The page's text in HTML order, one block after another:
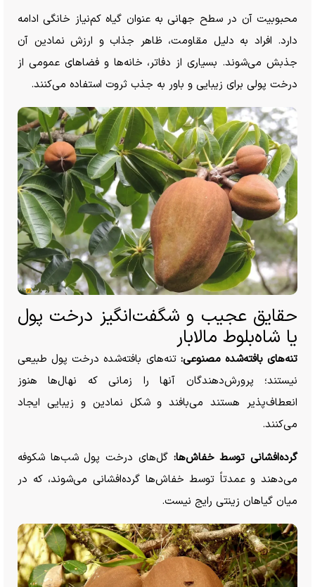
محبوبیت آن در سطح جهانی به عنوان گیاه کم‌نیاز خانگی ادامه
دارد. افراد به دلیل مقاومت، ظاهر جذاب و ارزش نمادین آن
جذبش می‌شوند. بسیاری از دفاتر، خانه‌ها و فضا‌های عمومی از
درخت پولی برای زیبایی و باور به جذب ثروت استفاده می‌کنند.
حقایق عجیب و شگفت‌انگیز درخت پول
یا شاه‌بلوط مالابار
تنه‌های بافته‌شده مصنوعی: تنه‌های بافته‌شده درخت پول طبیعی
نیستند؛ پرورش‌دهندگان آنها را زمانی که نهال‌ها هنوز
انعطاف‌پذیر هستند می‌بافند و شکل نمادین و زیبایی ایجاد
می‌کنند.
گرده‌افشانی توسط خفاش‌ها: گل‌های درخت پول شب‌ها شکوفه
می‌دهند و عمدتاً توسط خفاش‌ها گرده‌افشانی می‌شوند، که در
میان گیاهان زینتی رایج نیست.